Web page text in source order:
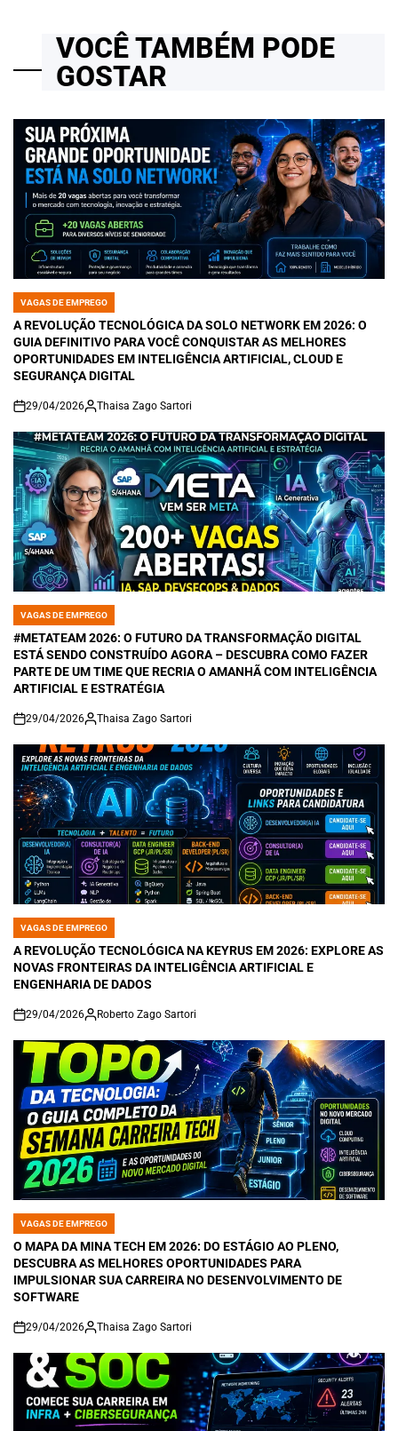
VOCÊ TAMBÉM PODE
GOSTAR
POSTED
IN
VAGAS DE EMPREGO
A REVOLUÇÃO TECNOLÓGICA DA SOLO NETWORK EM 2026: O
GUIA DEFINITIVO PARA VOCÊ CONQUISTAR AS MELHORES
OPORTUNIDADES EM INTELIGÊNCIA ARTIFICIAL, CLOUD E
SEGURANÇA DIGITAL
on
29/04/2026 Thaisa Zago Sartori
POSTED
IN
VAGAS DE EMPREGO
#METATEAM 2026: O FUTURO DA TRANSFORMAÇÃO DIGITAL
ESTÁ SENDO CONSTRUÍDO AGORA – DESCUBRA COMO FAZER
PARTE DE UM TIME QUE RECRIA O AMANHÃ COM INTELIGÊNCIA
ARTIFICIAL E ESTRATÉGIA
on
29/04/2026 Thaisa Zago Sartori
POSTED
IN
VAGAS DE EMPREGO
A REVOLUÇÃO TECNOLÓGICA NA KEYRUS EM 2026: EXPLORE AS
NOVAS FRONTEIRAS DA INTELIGÊNCIA ARTIFICIAL E
ENGENHARIA DE DADOS
on
29/04/2026 Roberto Zago Sartori
POSTED
IN
VAGAS DE EMPREGO
O MAPA DA MINA TECH EM 2026: DO ESTÁGIO AO PLENO,
DESCUBRA AS MELHORES OPORTUNIDADES PARA
IMPULSIONAR SUA CARREIRA NO DESENVOLVIMENTO DE
SOFTWARE
on
29/04/2026 Thaisa Zago Sartori